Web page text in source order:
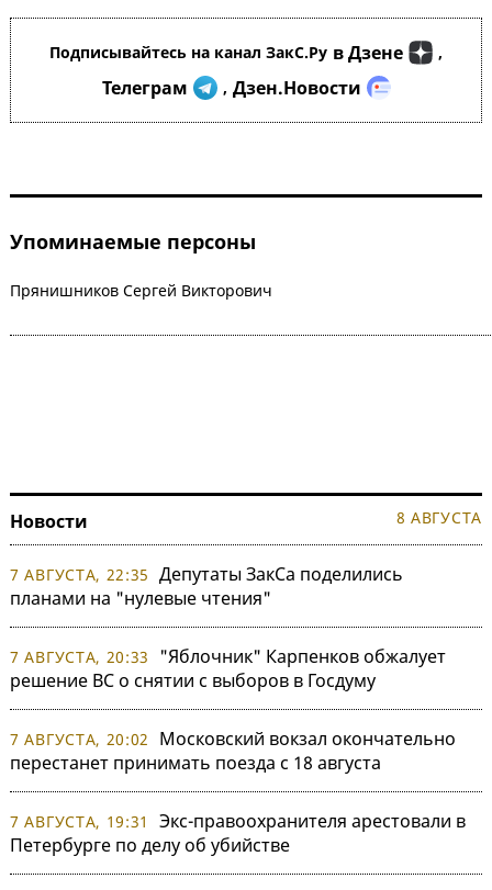
Подписывайтесь на канал ЗакС.Ру в Дзене ,
Телеграм , Дзен.Новости
Упоминаемые персоны
Прянишников Сергей Викторович
Новости 8 АВГУСТА
7 АВГУСТА, 22:35 Депутаты ЗакСа поделились
планами на "нулевые чтения"
7 АВГУСТА, 20:33
"Яблочник" Карпенков обжалует
решение ВС о снятии с выборов в Госдуму
7 АВГУСТА, 20:02
Московский вокзал окончательно
перестанет принимать поезда с 18 августа
7 АВГУСТА, 19:31
Экс-правоохранителя арестовали в
Петербурге по делу об убийстве